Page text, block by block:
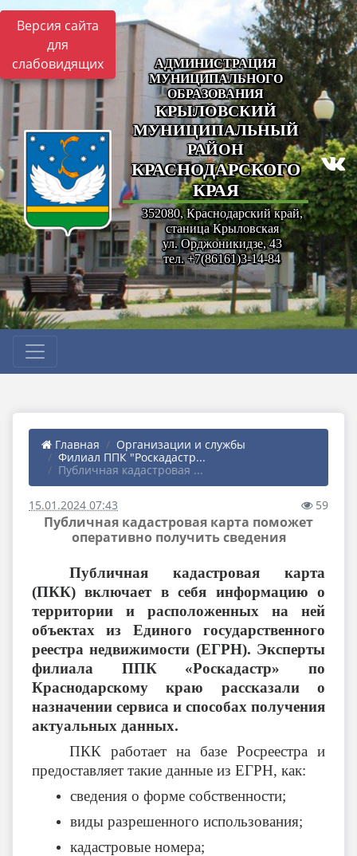
Версия сайта
для
слабовидящих
АДМИНИСТРАЦИЯ
МУНИЦИПАЛЬНОГО
ОБРАЗОВАНИЯ
КРЫЛОВСКИЙ
МУНИЦИПАЛЬНЫЙ
РАЙОН
КРАСНОДАРСКОГО
КРАЯ
352080, Краснодарский край,
станица Крыловская
ул. Орджоникидзе, 43
тел. +7(86161)3-14-84
Главная
Организации и службы
Филиал ППК "Роскадастр...
Публичная кадастровая ...
15.01.2024 07:43 59
Публичная кадастровая карта поможет
оперативно получить сведения
Публичная кадастровая карта
(ПКК) включает в себя информацию о
территории и расположенных на ней
объектах из Единого государственного
реестра недвижимости (ЕГРН). Эксперты
филиала ППК «Роскадастр» по
Краснодарскому краю рассказали о
назначении сервиса и способах получения
актуальных данных.
ПКК работает на базе Росреестра и
предоставляет такие данные из ЕГРН, как:
сведения о форме собственности;
виды разрешенного использования;
кадастровые номера;